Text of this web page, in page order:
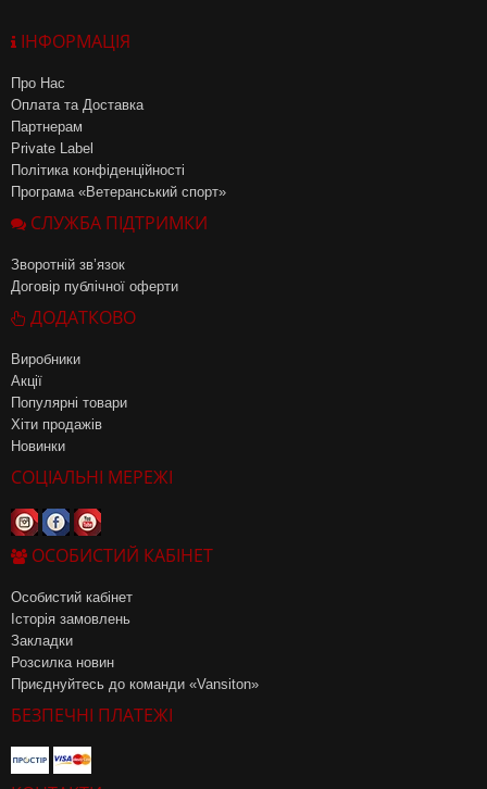
ІНФОРМАЦІЯ
Про Нас
Оплата та Доставка
Партнерам
Private Label
Політика конфіденційності
Програма «Ветеранський спорт»
СЛУЖБА ПІДТРИМКИ
Зворотній зв’язок
Договір публічної оферти
ДОДАТКОВО
Виробники
Акції
Популярні товари
Хіти продажів
Новинки
СОЦІАЛЬНІ МЕРЕЖІ
ОСОБИСТИЙ КАБІНЕТ
Особистий кабінет
Історія замовлень
Закладки
Розсилка новин
Приєднуйтесь до команди «Vansiton»
БЕЗПЕЧНІ ПЛАТЕЖІ